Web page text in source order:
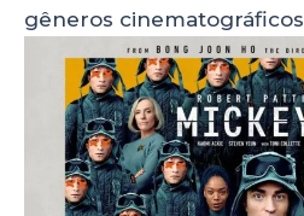
gêneros cinematográficos